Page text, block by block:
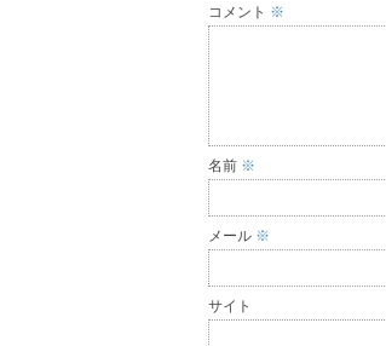
コメント ※
名前 ※
メール ※
サイト